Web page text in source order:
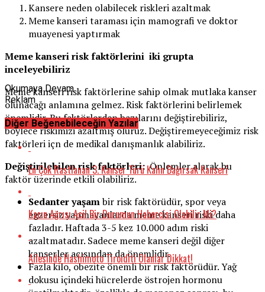
Kansere neden olabilecek riskleri azaltmak
Meme kanseri taraması için mamografi ve doktor
muayenesi yaptırmak
Meme kanseri risk faktörlerini iki grupta
inceleyebiliriz
Meme kanseri risk faktörlerine sahip olmak mutlaka kanser
olunacağı anlamına gelmez. Risk faktörlerini belirlemek
önemlidir. Bu faktörlerden bazılarını değiştirebiliriz,
böylece riskimizi azaltmış oluruz. Değiştiremeyeceğimiz risk
faktörleri içn de medikal danışmanlık alabiliriz.
Değiştirilebilen risk faktörleri:Önlemler alarak bu
faktör üzerinde etkili olabiliriz.
Sedanter yaşambir risk faktörüdür, spor veya
egzersiz yapmayanlarda meme kanseri riski daha
fazladır. Haftada 3-5 kez 10.000 adım riski
azaltmatadır. Sadece meme kanseri değil diğer
kanserler açısından da önemlidir.
Fazla kilo, obezite önemli bir risk faktörüdür. Yağ
dokusu içindeki hücrelerde östrojen hormonu
Okumaya Devam
Reklam
Diğer Beğenebileceğin Yazılar
En Çok Rastlanan 3. Kanser Türü Kalın Bağırsak Kanseri
Karın Ağrısı Acil Bir Durumun Habercisi Olabilir Mi?
Ailesinde Hashimoto Tiroiditi Olanlar Dikkat!